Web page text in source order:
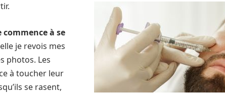
à se
je revois mes
photos. Les
à toucher leur
se rasent,